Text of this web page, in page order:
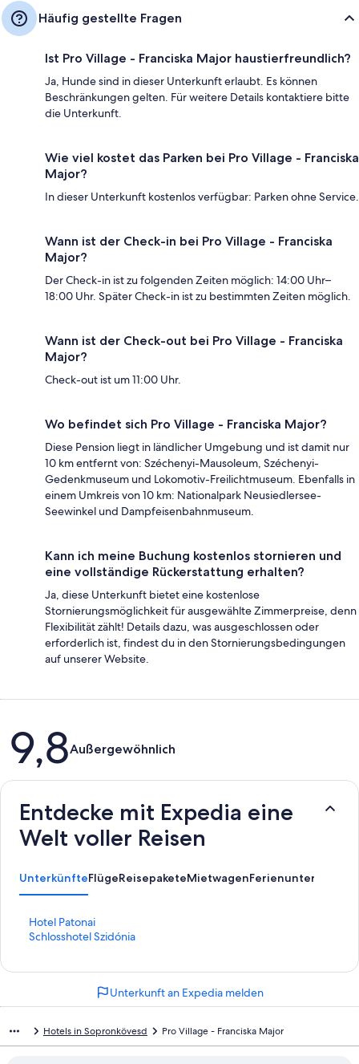
Häufig gestellte Fragen
Ist Pro Village - Franciska Major haustierfreundlich?
Ja, Hunde sind in dieser Unterkunft erlaubt. Es können
Beschränkungen gelten. Für weitere Details kontaktiere bitte
die Unterkunft.
Wie viel kostet das Parken bei Pro Village - Franciska
Major?
In dieser Unterkunft kostenlos verfügbar: Parken ohne Service.
Wann ist der Check-in bei Pro Village - Franciska
Major?
Der Check-in ist zu folgenden Zeiten möglich: 14:00 Uhr–
18:00 Uhr. Später Check-in ist zu bestimmten Zeiten möglich.
Wann ist der Check-out bei Pro Village - Franciska
Major?
Check-out ist um 11:00 Uhr.
Wo befindet sich Pro Village - Franciska Major?
Diese Pension liegt in ländlicher Umgebung und ist damit nur
10 km entfernt von: Széchenyi-Mausoleum, Széchenyi-
Gedenkmuseum und Lokomotiv-Freilichtmuseum. Ebenfalls in
einem Umkreis von 10 km: Nationalpark Neusiedlersee-
Seewinkel und Dampfeisenbahnmuseum.
Kann ich meine Buchung kostenlos stornieren und
eine vollständige Rückerstattung erhalten?
Ja, diese Unterkunft bietet eine kostenlose
Stornierungsmöglichkeit für ausgewählte Zimmerpreise, denn
Flexibilität zählt! Details dazu, was ausgeschlossen oder
erforderlich ist, findest du in den Stornierungsbedingungen
auf unserer Website.
Bewertungen
9,8Außergewöhnlich
Entdecke mit Expedia eine
Welt voller Reisen
UnterkünfteFlügeReisepaketeMietwagenFerienunterkünfte
Hotel Patonai
L
i
e
d
i
Schlosshotel Szidónia
L
d
d
Unterkunft an Expedia melden
Hotels in Sopronkövesd Pro Village - Franciska Major